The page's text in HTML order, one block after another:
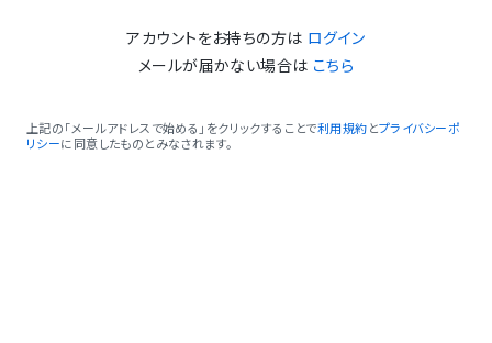
アカウントをお持ちの方は ログイン
メールが届かない場合は こちら
上記の「メールアドレスで始める」をクリックすることで利用規約 とプライバシーポ
リシーに同意したものとみなされます。